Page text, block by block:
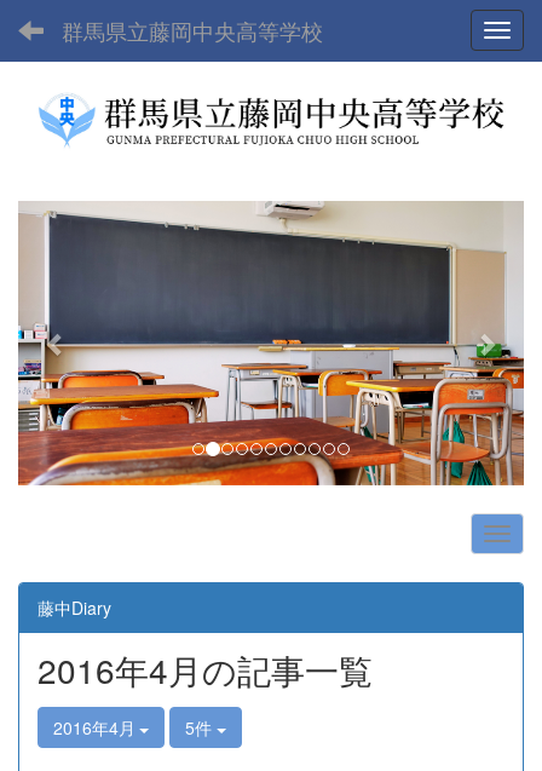
群馬県立藤岡中央高等学校
p
i
o
u
s
e
藤中Diary
2016年4月の記事一覧
2016年4月 5件